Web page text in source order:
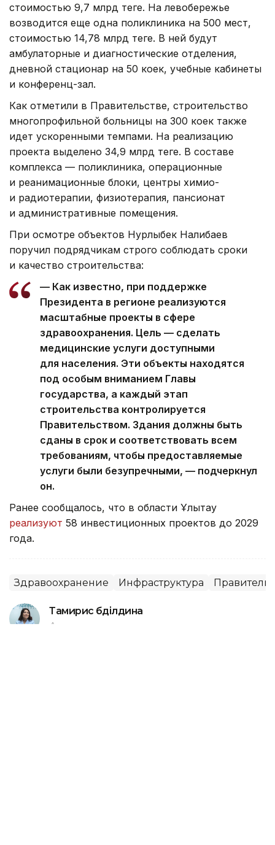
стоимостью 9,7 млрд теңге. На левобережье
возводится еще одна поликлиника на 500 мест,
стоимостью 14,78 млрд теңге. В ней будут
амбулаторные и диагностические отделения,
дневной стационар на 50 коек, учебные кабинеты
и конференц-зал.
Как отметили в Правительстве, строительство
многопрофильной больницы на 300 коек также
идет ускоренными темпами. На реализацию
проекта выделено 34,9 млрд теңге. В составе
комплекса — поликлиника, операционные
и реанимационные блоки, центры химио-
и радиотерапии, физиотерапия, пансионат
и административные помещения.
При осмотре объектов Нурлыбек Налибаев
поручил подрядчикам строго соблюдать сроки
и качество строительства:
— Как известно, при поддержке
Президента в регионе реализуются
масштабные проекты в сфере
здравоохранения. Цель — сделать
медицинские услуги доступными
для населения. Эти объекты находятся
под особым вниманием Главы
государства, а каждый этап
строительства контролируется
Правительством. Здания должны быть
сданы в срок и соответствовать всем
требованиям, чтобы предоставляемые
услуги были безупречными, — подчеркнул
он.
Ранее сообщалось, что в области Ұлытау
реализуют 58 инвестиционных проектов до 2029
года.
Здравоохранение Инфраструктура
Тамирис Әбділдина
Автор